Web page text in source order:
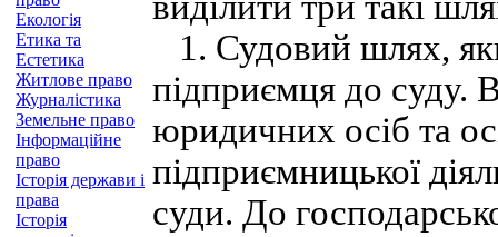
Екологія
Етика та
Естетика
Житлове право
Журналістика
Земельне право
Інформаційне
право
Історія держави і
права
Історія
1. Судовий шлях,
підприємця до суду.
юридичних осіб та
підприємницької
суди. До